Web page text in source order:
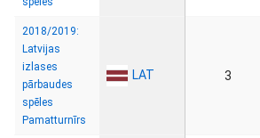
2018/2019:
Latvijas
izlases
pārbaudes
spēles
Pamatturnīrs
LAT 3